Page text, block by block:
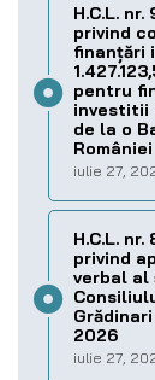
H.C.L.
privind
finanțări
pentru
investitii
de la o
României
iulie 27,
H.C.L.
privind
verbal al
2026
iulie 27,